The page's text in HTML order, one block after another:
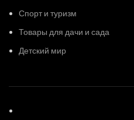
Спорт и туризм
Товары для дачи и сада
Детский мир